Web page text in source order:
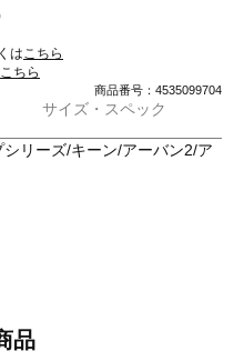
はこちら
こちら
商品番号：4535099704
サイズ・スペック
リーズ/キーン/アーバン2/ア
品